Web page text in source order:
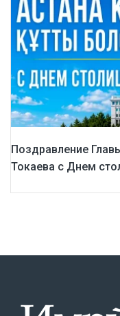
Поздравление
Токаева с Днем